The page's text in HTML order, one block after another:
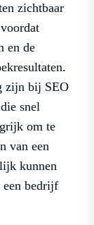
zichtbaar
en de
zijn bij SEO
snel
om te
van een
kunnen
een bedrijf